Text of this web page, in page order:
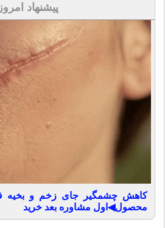
پیشنهاد امروز
محصول◀اول مشاوره بعد خرید